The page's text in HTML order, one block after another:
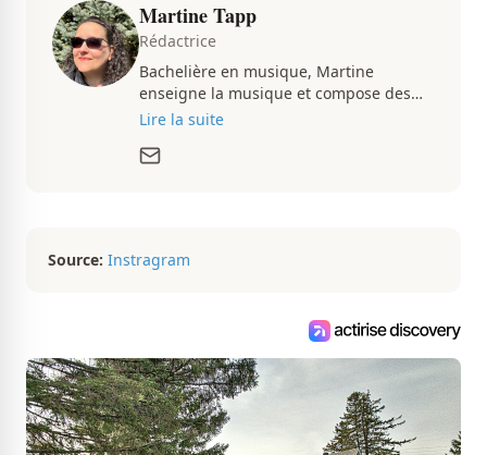
Martine Tapp
Rédactrice
Bachelière en musique, Martine
enseigne la musique et compose des
pièces musicales pendant ses temps
d’aménagement intérieur, elle suit de
Lire la suite
Source: Instragram